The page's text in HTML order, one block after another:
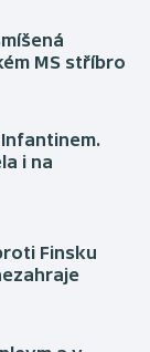
MS stříbro
i na
Finsku